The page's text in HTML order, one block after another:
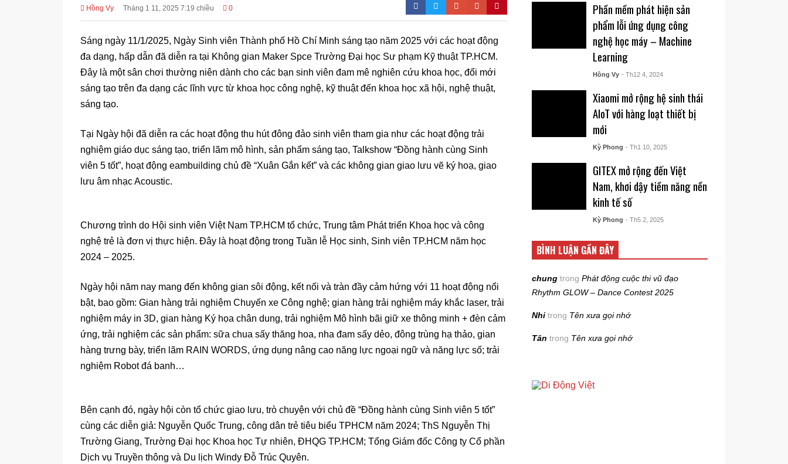
Hồng Vy Tháng 1 11, 2025 7:19 chiều 0
Sáng ngày 11/1/2025, Ngày Sinh viên Thành phố Hồ Chí Minh sáng tạo năm 2025 với các hoạt động
đa dạng, hấp dẫn đã diễn ra tại Không gian Maker Spce Trường Đại học Sư phạm Kỹ thuật TP.HCM.
Đây là một sân chơi thường niên dành cho các bạn sinh viên đam mê nghiên cứu khoa học, đổi mới
sáng tạo trên đa dạng các lĩnh vực từ khoa học công nghệ, kỹ thuật đến khoa học xã hội, nghệ thuật,
sáng tạo.
Tại Ngày hội đã diễn ra các hoạt động thu hút đông đảo sinh viên tham gia như các hoạt động trải
nghiệm giáo dục sáng tạo, triển lãm mô hình, sản phẩm sáng tạo, Talkshow “Đồng hành cùng Sinh
viên 5 tốt”, hoạt động eambuilding chủ đề “Xuân Gắn kết” và các không gian giao lưu vẽ ký hoạ, giao
lưu âm nhạc Acoustic.
Chương trình do Hội sinh viên Việt Nam TP.HCM tổ chức, Trung tâm Phát triển Khoa học và công
nghệ trẻ là đơn vị thực hiện. Đây là hoạt động trong Tuần lễ Học sinh, Sinh viên TP.HCM năm học
2024 – 2025.
Ngày hội năm nay mang đến không gian sôi động, kết nối và tràn đầy cảm hứng với 11 hoạt động nổi
bật, bao gồm: Gian hàng trải nghiệm Chuyến xe Công nghệ; gian hàng trải nghiệm máy khắc laser, trải
nghiệm máy in 3D, gian hàng Ký họa chân dung, trải nghiệm Mô hình bãi giữ xe thông minh + đèn cảm
ứng, trải nghiệm các sản phẩm: sữa chua sấy thăng hoa, nha đam sấy dẻo, đông trùng hạ thảo, gian
hàng trưng bày, triển lãm RAIN WORDS, ứng dụng nâng cao năng lực ngoại ngữ và năng lực số; trải
nghiệm Robot đá banh…
Bên cạnh đó, ngày hội còn tổ chức giao lưu, trò chuyện với chủ đề “Đồng hành cùng Sinh viên 5 tốt”
cùng các diễn giả: Nguyễn Quốc Trung, công dân trẻ tiêu biểu TPHCM năm 2024; ThS Nguyễn Thị
Trường Giang, Trường Đại học Khoa học Tự nhiên, ĐHQG TP.HCM; Tổng Giám đốc Công ty Cổ phần
Dịch vụ Truyền thông và Du lịch Windy Đỗ Trúc Quyên.
Phần mềm phát hiện sản
phẩm lỗi ứng dụng công
nghệ học máy – Machine
Learning
Hồng Vy - Th12 4, 2024
Xiaomi mở rộng hệ sinh thái
AIoT với hàng loạt thiết bị
mới
Kỳ Phong - Th1 10, 2025
GITEX mở rộng đến Việt
Nam, khơi dậy tiềm năng nền
kinh tế số
Kỳ Phong - Th5 2, 2025
BÌNH LUẬN GẦN ĐÂY
chung trongPhát động cuộc thi vũ đạo
Rhythm GLOW – Dance Contest 2025
Nhi trong Tên xưa gọi nhớ
Tân trong Tên xưa gọi nhớ